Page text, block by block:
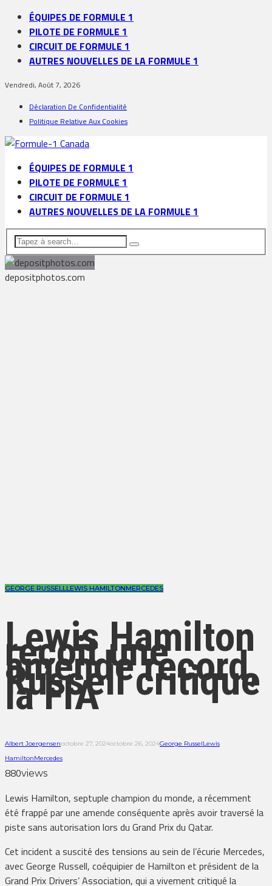
ÉQUIPES DE FORMULE 1
PILOTE DE FORMULE 1
CIRCUIT DE FORMULE 1
AUTRES NOUVELLES DE LA FORMULE 1
Vendredi, Août 7, 2026
Déclaration De Confidentialité
Politique Relative Aux Cookies
ÉQUIPES DE FORMULE 1
PILOTE DE FORMULE 1
CIRCUIT DE FORMULE 1
AUTRES NOUVELLES DE LA FORMULE 1
depositphotos.com
GEORGE RUSSELL LEWIS HAMILTONMERCEDES
Lewis Hamilton
reçoit une
amende record,
Russell critique
la FIA
Albert Joergensenoctobre 27, 2024octobre 26, 2024George RusselLewis
HamiltonMercedes
880views
Lewis Hamilton, septuple champion du monde, a récemment
été frappé par une amende conséquente après avoir traversé la
piste sans autorisation lors du Grand Prix du Qatar.
Cet incident a suscité des tensions au sein de l’écurie Mercedes,
avec George Russell, coéquipier de Hamilton et président de la
Grand Prix Drivers’ Association, qui a vivement critiqué la